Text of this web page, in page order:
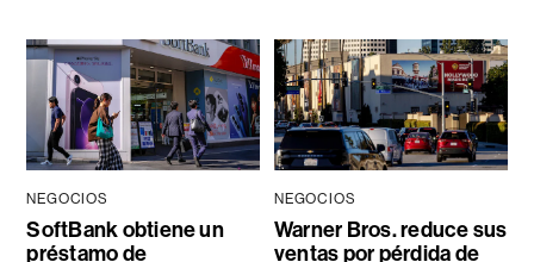
NEGOCIOS
SoftBank obtiene un
préstamo de
NEGOCIOS
Warner Bros. reduce sus
ventas por pérdida de